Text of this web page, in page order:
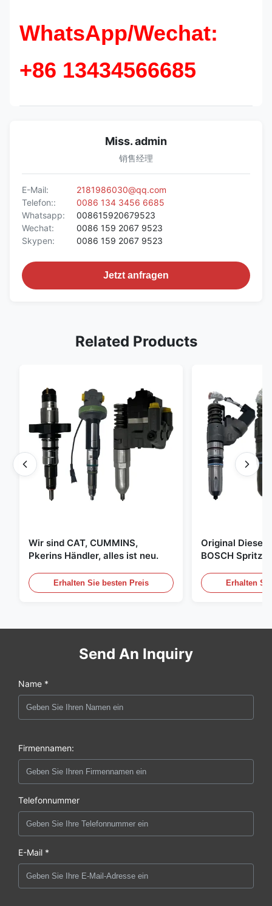
WhatsApp/Wechat:
+86 13434566685
Miss. admin
销售经理
E-Mail:
2181986030@qq.com
Telefon::
0086 134 3456 6685
Whatsapp:
008615920679523
Wechat:
0086 159 2067 9523
Skypen:
0086 159 2067 9523
Jetzt anfragen
Related Products
Wir sind CAT, CUMMINS,
Pkerins Händler, alles ist neu.
Erhalten Sie besten Preis
Original Diesel
BOSCH
Erhalten
Send An Inquiry
Name *
Firmennamen:
Telefonnummer
E-Mail *